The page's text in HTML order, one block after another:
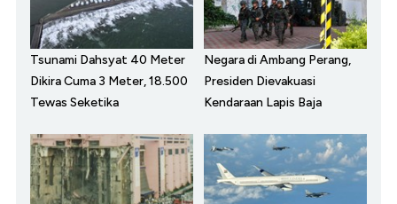
Tsunami Dahsyat 40 Meter
Dikira Cuma 3 Meter, 18.500
Tewas Seketika
Negara di Ambang Perang,
Presiden Dievakuasi
Kendaraan Lapis Baja